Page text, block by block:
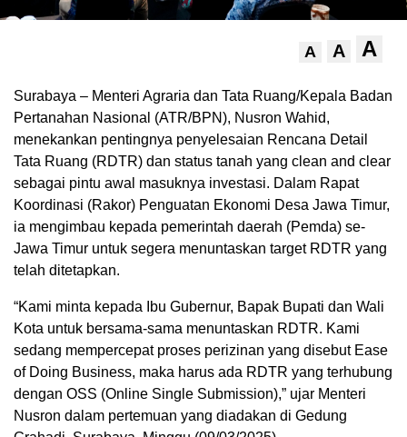
A A A
Surabaya – Menteri Agraria dan Tata Ruang/Kepala Badan
Pertanahan Nasional (ATR/BPN), Nusron Wahid,
menekankan pentingnya penyelesaian Rencana Detail
Tata Ruang (RDTR) dan status tanah yang clean and clear
sebagai pintu awal masuknya investasi. Dalam Rapat
Koordinasi (Rakor) Penguatan Ekonomi Desa Jawa Timur,
ia mengimbau kepada pemerintah daerah (Pemda) se-
Jawa Timur untuk segera menuntaskan target RDTR yang
telah ditetapkan.
“Kami minta kepada Ibu Gubernur, Bapak Bupati dan Wali
Kota untuk bersama-sama menuntaskan RDTR. Kami
sedang mempercepat proses perizinan yang disebut Ease
of Doing Business, maka harus ada RDTR yang terhubung
dengan OSS (Online Single Submission),” ujar Menteri
Nusron dalam pertemuan yang diadakan di Gedung